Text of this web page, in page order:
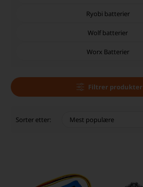
Ryobi batterier
Wolf batterier
Worx Batterier
Filtrer produkter
Sorter etter: